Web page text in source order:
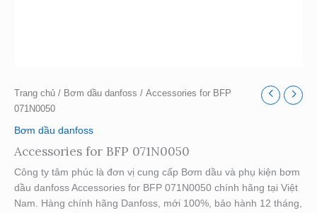
Trang chủ / Bơm dầu danfoss / Accessories for BFP
071N0050
Bơm dầu danfoss
Accessories for BFP 071N0050
Công ty tâm phúc là đơn vị cung cấp Bơm dầu và phụ kiện bơm
dầu danfoss Accessories for BFP 071N0050 chính hãng tại Việt
Nam. Hàng chính hãng Danfoss, mới 100%, bảo hành 12 tháng,